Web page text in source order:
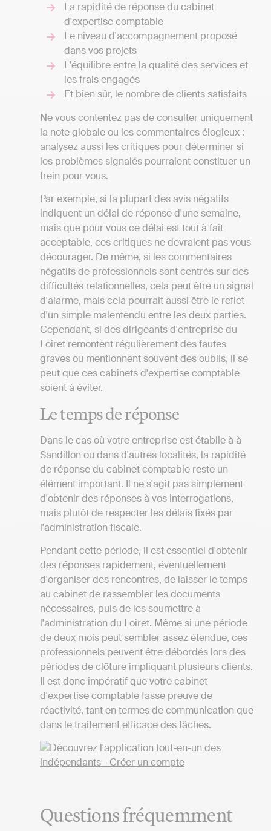
La rapidité de réponse du cabinet
d'expertise comptable
Le niveau d'accompagnement proposé
dans vos projets
L'équilibre entre la qualité des services et
les frais engagés
Et bien sûr, le nombre de clients satisfaits
Ne vous contentez pas de consulter uniquement
la note globale ou les commentaires élogieux :
analysez aussi les critiques pour déterminer si
les problèmes signalés pourraient constituer un
frein pour vous.
Par exemple, si la plupart des avis négatifs
indiquent un délai de réponse d'une semaine,
mais que pour vous ce délai est tout à fait
acceptable, ces critiques ne devraient pas vous
décourager. De même, si les commentaires
négatifs de professionnels sont centrés sur des
difficultés relationnelles, cela peut être un signal
d'alarme, mais cela pourrait aussi être le reflet
d'un simple malentendu entre les deux parties.
Cependant, si des dirigeants d'entreprise du
Loiret remontent régulièrement des fautes
graves ou mentionnent souvent des oublis, il se
peut que ces cabinets d'expertise comptable
soient à éviter.
Le temps de réponse
Dans le cas où votre entreprise est établie à à
Sandillon ou dans d'autres localités, la rapidité
de réponse du cabinet comptable reste un
élément important. Il ne s'agit pas simplement
d'obtenir des réponses à vos interrogations,
mais plutôt de respecter les délais fixés par
l'administration fiscale.
Pendant cette période, il est essentiel d'obtenir
des réponses rapidement, éventuellement
d'organiser des rencontres, de laisser le temps
au cabinet de rassembler les documents
nécessaires, puis de les soumettre à
l'administration du Loiret. Même si une période
de deux mois peut sembler assez étendue, ces
professionnels peuvent être débordés lors des
périodes de clôture impliquant plusieurs clients.
Il est donc impératif que votre cabinet
d'expertise comptable fasse preuve de
réactivité, tant en termes de communication que
dans le traitement efficace des tâches.
Questions fréquemment